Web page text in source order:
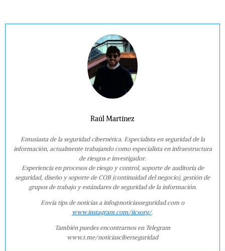
Raúl Martínez
Entusiasta de la seguridad cibernética. Especialista en seguridad de la
información, actualmente trabajando como especialista en infraestructura
de riesgos e investigador.
Experiencia en procesos de riesgo y control, soporte de auditoría de
seguridad, diseño y soporte de COB (continuidad del negocio), gestión de
grupos de trabajo y estándares de seguridad de la información.
Envía tips de noticias a info@noticiasseguridad.com o
www.instagram.com/iicsorg/.
También puedes encontrarnos en Telegram
www.t.me/noticiasciberseguridad